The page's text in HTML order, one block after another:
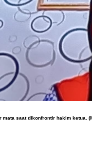
saat dikonfrontir hakim ketua.